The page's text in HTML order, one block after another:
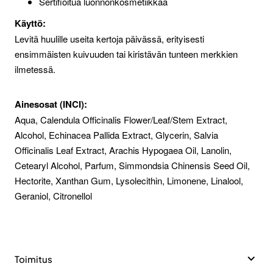
Käyttö:
Levitä huulille useita kertoja päivässä, erityisesti
ensimmäisten kuivuuden tai kiristävän tunteen merkkien
ilmetessä.
Ainesosat (INCI):
Aqua, Calendula Officinalis Flower/Leaf/Stem Extract,
Alcohol, Echinacea Pallida Extract, Glycerin, Salvia
Officinalis Leaf Extract, Arachis Hypogaea Oil, Lanolin,
Cetearyl Alcohol, Parfum, Simmondsia Chinensis Seed Oil,
Hectorite, Xanthan Gum, Lysolecithin, Limonene, Linalool,
Geraniol, Citronellol
Toimitus